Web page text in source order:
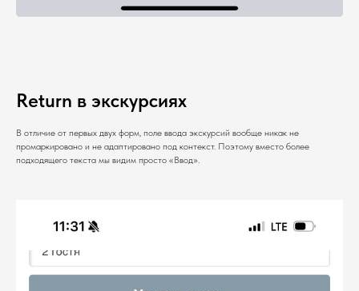
Return в экскурсиях
В отличие от первых двух форм, поле ввода экскурсий вообще никак не
промаркировано и не адаптировано под контекст. Поэтому вместо более
подходящего текста мы видим просто «Ввод».